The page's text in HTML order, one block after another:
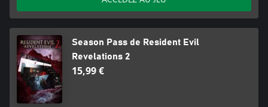
Season Pass de Resident Evil
Revelations 2
15,99 €